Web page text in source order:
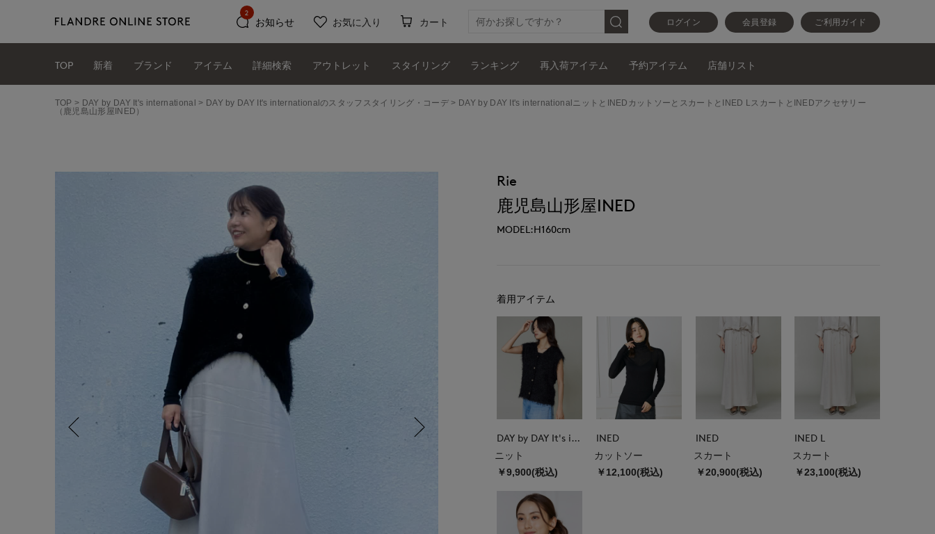
ログイン 会員登録 ご利用ガイド
お知らせ
2
お気に入り カート
TOP 新着 ブランド アイテム 詳細検索 アウトレット スタイリング ランキング 再入荷アイテム 予約アイテム 店舗リスト
TOP DAY by DAY It's international DAY by DAY It's internationalのスタッフスタイリング・コーデ
DAY by DAY It's internationalニットとINEDカットソーとスカートとINED LスカートとINEDアクセサリー
（鹿児島山形屋INED）
Rie
鹿児島山形屋INED
MODEL:H160cm
着用アイテム
DAY by DAY It's international
ニット
￥9,900(税込)
INED
カットソー
￥12,100(税込)
INED
スカート
￥20,900(税込)
INED L
スカート
￥23,100(税込)